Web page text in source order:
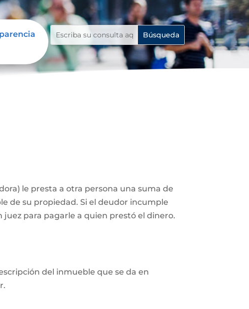
le presta a otra persona una suma de
de su propiedad. Si el deudor incumple
para pagarle a quien prestó el dinero.
del inmueble que se da en